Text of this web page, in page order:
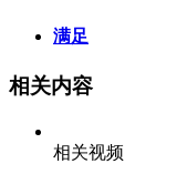
满足
相关内容
相关视频